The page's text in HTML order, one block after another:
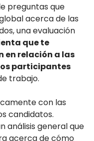
preguntas que
acerca de las
una evaluación
que te
relación a las
participantes
trabajo.
con las
candidatos.
análisis general que
acerca de cómo